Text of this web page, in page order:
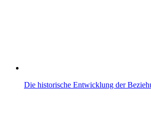
Die historische Entwicklung der